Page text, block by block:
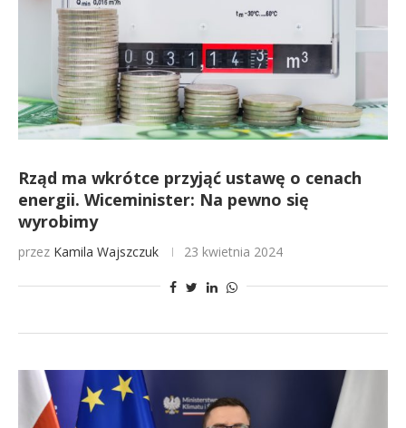
Rząd ma wkrótce przyjąć ustawę o cenach
energii. Wiceminister: Na pewno się
wyrobimy
przez Kamila Wajszczuk 23 kwietnia 2024